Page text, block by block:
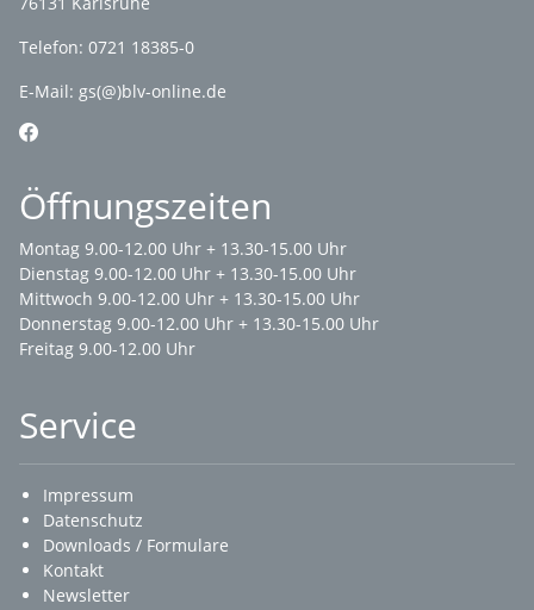
Telefon: 0721 18385-0
E-Mail: gs(@)blv-online.de
Öffnungszeiten
Montag 9.00-12.00 Uhr + 13.30-15.00 Uhr
Dienstag 9.00-12.00 Uhr + 13.30-15.00 Uhr
Mittwoch 9.00-12.00 Uhr + 13.30-15.00 Uhr
Donnerstag 9.00-12.00 Uhr + 13.30-15.00 Uhr
Freitag 9.00-12.00 Uhr
Service
Impressum
Datenschutz
Downloads / Formulare
Kontakt
Newsletter